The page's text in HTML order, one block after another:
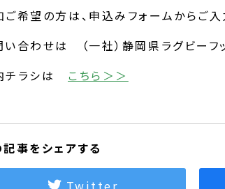
ご希望の方は、申込みフォームからご
い合わせは （一社）静岡県ラグビ
チラシは こちら＞＞
記事をシェアする
Twitter